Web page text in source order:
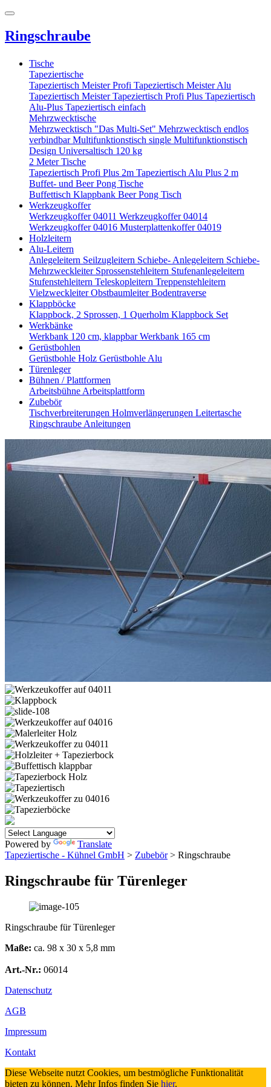
Ringschraube
Tische
Tapeziertische
Tapeziertisch Meister Profi Tapeziertisch Meister Alu
Tapeziertisch MeisterTapeziertisch Profi Plus Tapeziertisch
Alu-Plus Tapeziertisch einfach
Mehrzwecktische
Mehrzwecktisch "Das Multi-Set" Mehrzwecktisch endlos
verbindbarMultifunktionstisch single Multifunktionstisch
Design Universaltisch 120 kg
2 Meter Tische
Tapeziertisch Profi Plus 2m Tapeziertisch Alu Plus 2 m
Buffet- und Beer Pong Tische
Buffettisch Klappbank Beer Pong Tisch
Werkzeugkoffer
Werkzeugkoffer 04011 Werkzeugkoffer 04014
Werkzeugkoffer 04016 Musterplattenkoffer 04019
Holzleitern
Alu-Leitern
Anlegeleitern Seilzugleitern Schiebe- Anlegeleitern Schiebe-
Mehrzweckleiter Sprossenstehleitern Stufenanlegeleitern
Stufenstehleitern Teleskopleitern Treppenstehleitern
VielzweckleiterObstbaumleiterBodentraverse
Klappböcke
Klappbock, 2 Sprossen, 1 Querholm Klappbock Set
Werkbänke
Werkbank 120 cm, klappbarWerkbank 165 cm
Gerüstbohlen
Gerüstbohle Holz Gerüstbohle Alu
Türenleger
Bühnen / Plattformen
Arbeitsbühne Arbeitsplattform
Zubebör
Tischverbreiterungen Holmverlängerungen Leitertasche
Ringschraube Anleitungen
Powered by
Translate
Tapeziertische - Kühnel GmbH > Zubebör> Ringschraube
Ringschraube für Türenleger
Ringschraube für Türenleger
Maße: ca. 98 x 30 x 5,8 mm
Art.-Nr.: 06014
Datenschutz
AGB
Impressum
Kontakt
Diese Webseite nutzt Cookies, um bestmögliche Funktionalität
bieten zu können. Mehr Infos finden Sie hier.